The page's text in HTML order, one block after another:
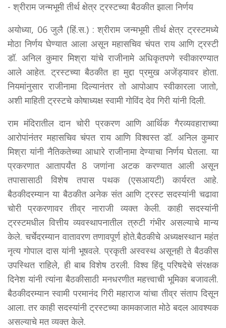
- श्रीराम जन्मभूमी तीर्थ क्षेत्र ट्रस्टच्या बैठकीत झाला निर्णय
अयोध्या, 06 जुलै (हिं.स.) : श्रीराम जन्मभूमी तीर्थ क्षेत्र ट्रस्टमध्ये
मोठा निर्णय घेण्यात आला असून महासचिव चंपत राय आणि ट्रस्टी
डॉ. अनिल कुमार मिश्रा यांचे राजीनामे अधिकृतपणे स्वीकारण्यात
आले आहेत. ट्रस्टच्या बैठकीत हा मुद्दा प्रमुख अजेंड्यावर होता.
नियमांनुसार राजीनामा दिल्यानंतर तो आपोआप स्वीकारला जातो,
अशी माहिती ट्रस्टचे कोषाध्यक्ष स्वामी गोविंद देव गिरी यांनी दिली.
राम मंदिरातील दान चोरी प्रकरण आणि आर्थिक गैरव्यवहाराच्या
आरोपांनंतर महासचिव चंपत राय आणि विश्वस्त डॉ. अनिल कुमार
मिश्रा यांनी नैतिकतेच्या आधारे राजीनामा देण्याचा निर्णय घेतला. या
प्रकरणात आतापर्यंत 8 जणांना अटक करण्यात आली असून
तपासासाठी विशेष तपास पथक (एसआयटी) कार्यरत आहे.
बैठकीदरम्यान या बैठकीत अनेक संत आणि ट्रस्ट सदस्यांनी चढावा
चोरी प्रकरणावर तीव्र नाराजी व्यक्त केली. काही सदस्यांनी
ट्रस्टमधील वित्तीय व्यवस्थापनातील त्रुटी गंभीर असल्याचे मान्य
केले. चर्चेदरम्यान वातावरण तणावपूर्ण होते.बैठकीचे अध्यक्षस्थान महंत
नृत्य गोपाल दास यांनी भूषवले. प्रकृती अस्वस्थ असूनही ते बैठकीस
उपस्थित राहिले, ही बाब विशेष ठरली. विश्व हिंदू परिषदेचे संरक्षक
दिनेश यांनी त्यांना बैठकीसाठी मनधरणीत महत्त्वाची भूमिका बजावली.
बैठकीदरम्यान स्वामी परमानंद गिरी महाराज यांचा तीव्र संताप दिसून
आला. तर काही सदस्यांनी ट्रस्टच्या कामकाजात मोठे बदल आवश्यक
असल्याचे मत व्यक्त केले.